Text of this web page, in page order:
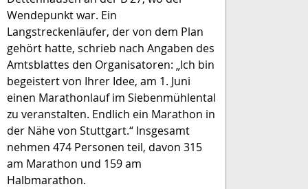
Wendepunkt war. Ein
Langstreckenläufer, der von dem Plan
gehört hatte, schrieb nach Angaben des
Amtsblattes den Organisatoren: „Ich bin
begeistert von Ihrer Idee, am 1. Juni
einen Marathonlauf im Siebenmühlental
zu veranstalten. Endlich ein Marathon in
der Nähe von Stuttgart.“ Insgesamt
nehmen 474 Personen teil, davon 315
am Marathon und 159 am
Halbmarathon.